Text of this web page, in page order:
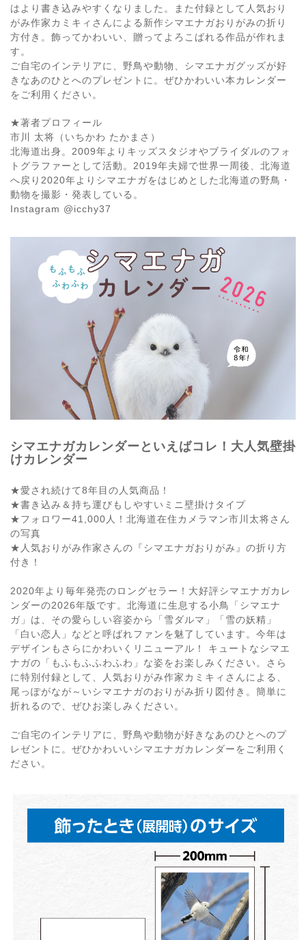
はより書き込みやすくなりました。また付録として人気おり
がみ作家カミキィさんによる新作シマエナガおりがみの折り
方付き。飾ってかわいい、贈ってよろこばれる作品が作れま
す。
ご自宅のインテリアに、野鳥や動物、シマエナガグッズが好
きなあのひとへのプレゼントに。ぜひかわいい本カレンダー
をご利用ください。
★著者プロフィール
市川 太将（いちかわ たかまさ）
北海道出身。2009年よりキッズスタジオやブライダルのフォ
トグラファーとして活動。2019年夫婦で世界一周後、北海道
へ戻り2020年よりシマエナガをはじめとした北海道の野鳥・
動物を撮影・発表している。
Instagram @icchy37
シマエナガカレンダーといえばコレ！大人気壁掛
けカレンダー
★愛され続けて8年目の人気商品！
★書き込み＆持ち運びもしやすいミニ壁掛けタイプ
★フォロワー41,000人！北海道在住カメラマン市川太将さん
の写真
★人気おりがみ作家さんの『シマエナガおりがみ』の折り方
付き！
2020年より毎年発売のロングセラー！大好評シマエナガカレ
ンダーの2026年版です。北海道に生息する小鳥「シマエナ
ガ」は、その愛らしい容姿から「雪ダルマ」「雪の妖精」
「白い恋人」などと呼ばれファンを魅了しています。今年は
デザインもさらにかわいくリニューアル！ キュートなシマエ
ナガの「もふもふふわふわ」な姿をお楽しみください。さら
に特別付録として、人気おりがみ作家カミキィさんによる、
尾っぽがなが～いシマエナガのおりがみ折り図付き。簡単に
折れるので、ぜひお楽しみください。
ご自宅のインテリアに、野鳥や動物が好きなあのひとへのプ
レゼントに。ぜひかわいいシマエナガカレンダーをご利用く
ださい。